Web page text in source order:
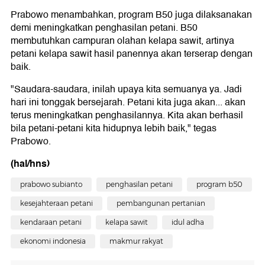
Prabowo menambahkan, program B50 juga dilaksanakan
demi meningkatkan penghasilan petani. B50
membutuhkan campuran olahan kelapa sawit, artinya
petani kelapa sawit hasil panennya akan terserap dengan
baik.
"Saudara-saudara, inilah upaya kita semuanya ya. Jadi
hari ini tonggak bersejarah. Petani kita juga akan... akan
terus meningkatkan penghasilannya. Kita akan berhasil
bila petani-petani kita hidupnya lebih baik," tegas
Prabowo.
(hal/hns)
prabowo subianto penghasilan petani program b50
kesejahteraan petani pembangunan pertanian
kendaraan petani kelapa sawit idul adha
ekonomi indonesia makmur rakyat